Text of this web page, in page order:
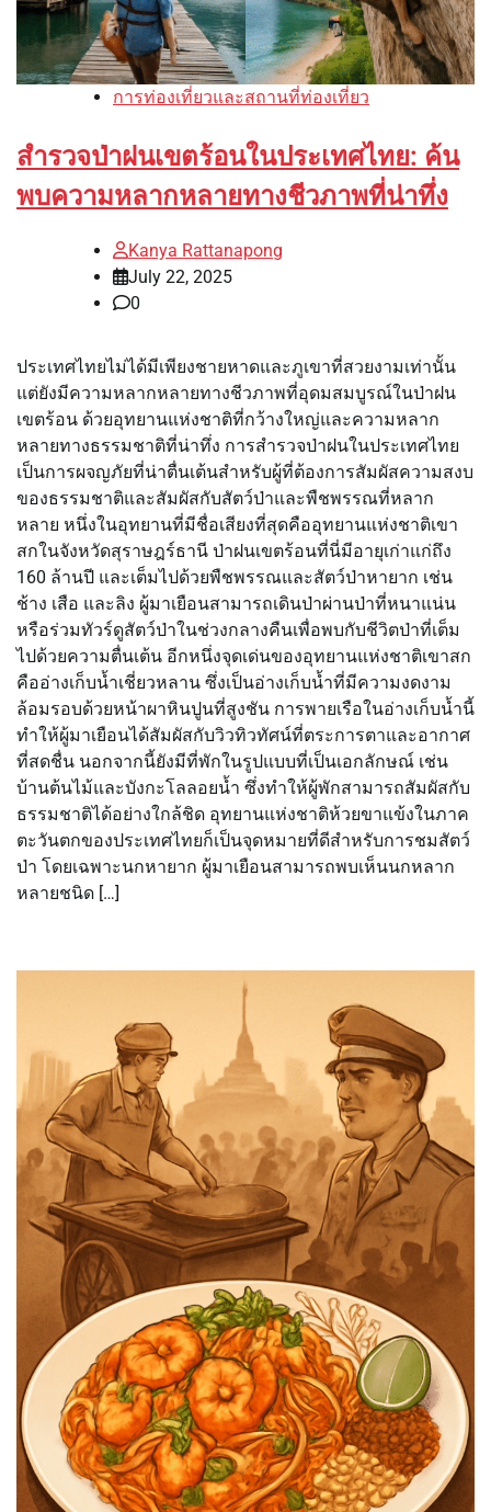
การท่องเที่ยวและสถานที่ท่องเที่ยว
สำรวจป่าฝนเขตร้อนในประเทศไทย: ค้น
พบความหลากหลายทางชีวภาพที่น่าทึ่ง
Kanya Rattanapong
July 22, 2025
0
ประเทศไทยไม่ได้มีเพียงชายหาดและภูเขาที่สวยงามเท่านั้น
แต่ยังมีความหลากหลายทางชีวภาพที่อุดมสมบูรณ์ในป่าฝน
เขตร้อน ด้วยอุทยานแห่งชาติที่กว้างใหญ่และความหลาก
หลายทางธรรมชาติที่น่าทึ่ง การสำรวจป่าฝนในประเทศไทย
เป็นการผจญภัยที่น่าตื่นเต้นสำหรับผู้ที่ต้องการสัมผัสความสงบ
ของธรรมชาติและสัมผัสกับสัตว์ป่าและพืชพรรณที่หลาก
หลาย หนึ่งในอุทยานที่มีชื่อเสียงที่สุดคืออุทยานแห่งชาติเขา
สกในจังหวัดสุราษฎร์ธานี ป่าฝนเขตร้อนที่นี่มีอายุเก่าแก่ถึง
160 ล้านปี และเต็มไปด้วยพืชพรรณและสัตว์ป่าหายาก เช่น
ช้าง เสือ และลิง ผู้มาเยือนสามารถเดินป่าผ่านป่าที่หนาแน่น
หรือร่วมทัวร์ดูสัตว์ป่าในช่วงกลางคืนเพื่อพบกับชีวิตป่าที่เต็ม
ไปด้วยความตื่นเต้น อีกหนึ่งจุดเด่นของอุทยานแห่งชาติเขาสก
คืออ่างเก็บน้ำเชี่ยวหลาน ซึ่งเป็นอ่างเก็บน้ำที่มีความงดงาม
ล้อมรอบด้วยหน้าผาหินปูนที่สูงชัน การพายเรือในอ่างเก็บน้ำนี้
ทำให้ผู้มาเยือนได้สัมผัสกับวิวทิวทัศน์ที่ตระการตาและอากาศ
ที่สดชื่น นอกจากนี้ยังมีที่พักในรูปแบบที่เป็นเอกลักษณ์ เช่น
บ้านต้นไม้และบังกะโลลอยน้ำ ซึ่งทำให้ผู้พักสามารถสัมผัสกับ
ธรรมชาติได้อย่างใกล้ชิด อุทยานแห่งชาติห้วยขาแข้งในภาค
ตะวันตกของประเทศไทยก็เป็นจุดหมายที่ดีสำหรับการชมสัตว์
ป่า โดยเฉพาะนกหายาก ผู้มาเยือนสามารถพบเห็นนกหลาก
หลายชนิด […]